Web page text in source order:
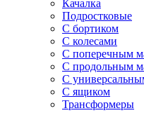
Качалка
Подростковые
С бортиком
С колесами
С поперечным
С продольным
С
С ящиком
Трансформеры